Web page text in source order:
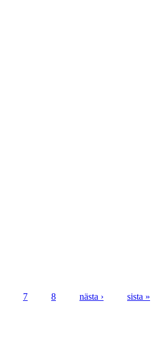
7 8 nästa › sista »